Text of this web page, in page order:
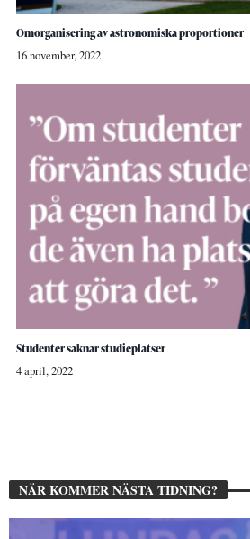
Omorganisering av astronomiska proportioner
16 november, 2022
Studenter saknar studieplatser
4 april, 2022
NÄR KOMMER NÄSTA TIDNING?